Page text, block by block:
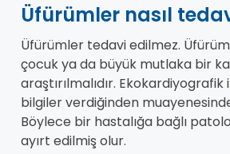
Üfürümler nasıl
Üfürümler tedavi edilmez.
çocuk ya da büyük mutlaka bir
araştırılmalıdır.
bilgiler verdiğinden
Böylece bir hastalığa bağlı
ayırt edilmiş olur.